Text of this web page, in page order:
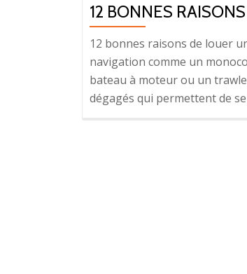
12 BONNES
12 bonnes raisons de louer
navigation comme un
bateau à moteur ou un
dégagés qui permettent de